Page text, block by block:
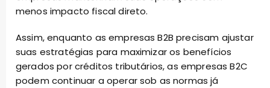
menos impacto fiscal direto.
Assim, enquanto as empresas B2B precisam ajustar
suas estratégias para maximizar os benefícios
gerados por créditos tributários, as empresas B2C
podem continuar a operar sob as normas já